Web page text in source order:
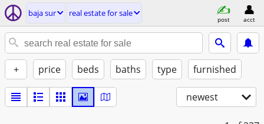
baja sur real estate for sale
post acct
+ price beds baths type furnished
newest